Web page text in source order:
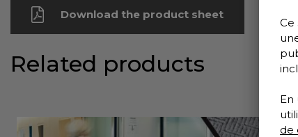
Download the product sheet
Related products
Ce
En
de